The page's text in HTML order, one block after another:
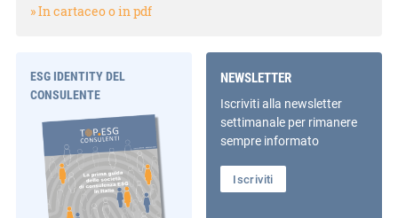
» In cartaceo o in pdf
ESG IDENTITY DEL
CONSULENTE
NEWSLETTER
Iscriviti alla newsletter
settimanale per rimanere
sempre informato
Iscriviti